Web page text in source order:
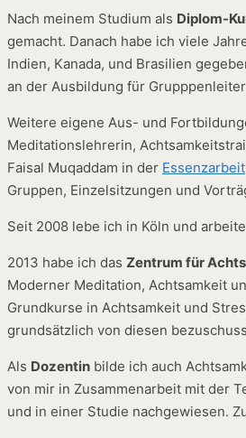
Nach meinem Studium als Diplom-
gemacht. Danach habe ich viele
Indien, Kanada, und Brasilien
an der Ausbildung für
Weitere eigene Aus- und
Meditationslehrerin,
Faisal Muqaddam in der Essenzarbeit
Gruppen, Einzelsitzungen und
Seit 2008 lebe ich in Köln und
2013 habe ich das Zentrum für
Moderner Meditation, Achtsamkeit
Grundkurse in Achtsamkeit und
grundsätzlich von diesen
Als Dozentin bilde ich auch
von mir in Zusammenarbeit mit der
und in einer Studie nachgewiesen.